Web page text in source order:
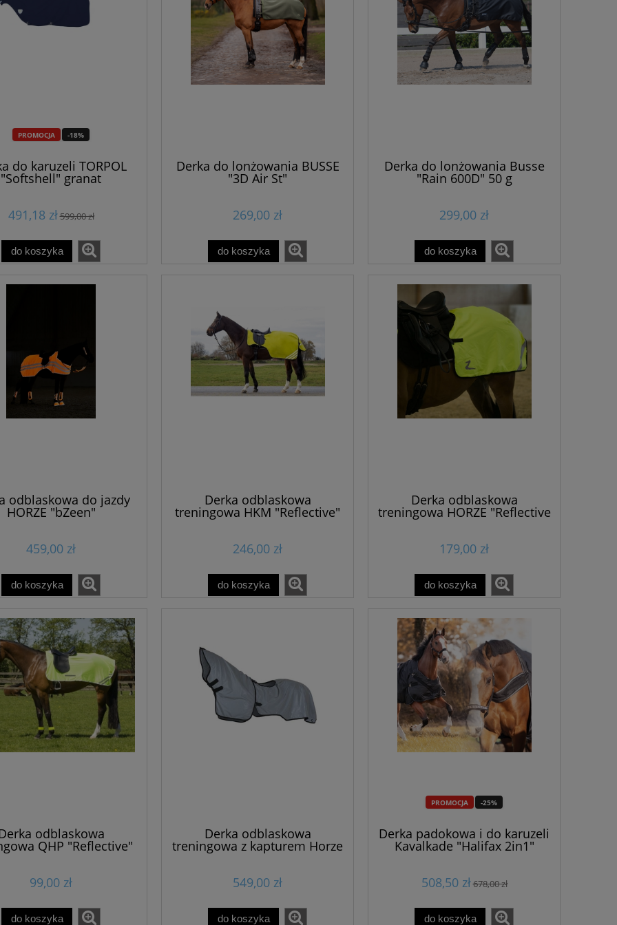
PROMOCJA -18%
do karuzeli TORPOL
"Softshell" granat
491,18 zł599,00 zł
do koszyka
Derka do lonżowania BUSSE
"3D Air St"
269,00 zł
do koszyka
Derka do lonżowania Busse
"Rain 600D" 50 g
299,00 zł
do koszyka
odblaskowa do jazdy
HORZE "bZeen"
459,00 zł
do koszyka
Derka odblaskowa
treningowa HKM "Reflective"
246,00 zł
do koszyka
Derka odblaskowa
treningowa HORZE "Reflective
179,00 zł
do koszyka
odblaskowa
QHP "Reflective"
99,00 zł
do koszyka
Derka odblaskowa
treningowa z kapturem Horze
"Luminox"
549,00 zł
do koszyka
PROMOCJA -25%
Derka padokowa i do karuzeli
Kavalkade "Halifax 2in1"
508,50 zł678,00 zł
do koszyka